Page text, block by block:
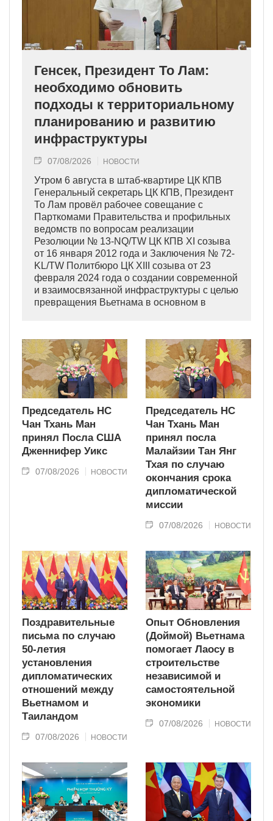
Генсек, Президент То Лам:
необходимо обновить
подходы к территориальному
планированию и развитию
инфраструктуры
07/08/2026 НОВОСТИ
Утром 6 августа в штаб-квартире ЦК КПВ
Генеральный секретарь ЦК КПВ, Президент
То Лам провёл рабочее совещание с
Парткомами Правительства и профильных
ведомств по вопросам реализации
Резолюции № 13-NQ/TW ЦК КПВ XI созыва
от 16 января 2012 года и Заключения № 72-
KL/TW Политбюро ЦК XIII созыва от 23
февраля 2024 года о создании современной
и взаимосвязанной инфраструктуры с целью
превращения Вьетнама в основном в
Председатель НС
Чан Тхань Ман
принял Посла США
Дженнифер Уикс
07/08/2026 НОВОСТИ
Председатель НС
Чан Тхань Ман
принял посла
Малайзии Тан Янг
Тхая по случаю
окончания срока
дипломатической
миссии
07/08/2026 НОВОСТИ
Поздравительные
письма по случаю
50-летия
установления
дипломатических
отношений между
Вьетнамом и
Таиландом
07/08/2026 НОВОСТИ
Опыт Обновления
(Доймой) Вьетнама
помогает Лаосу в
строительстве
независимой и
самостоятельной
экономики
07/08/2026 НОВОСТИ